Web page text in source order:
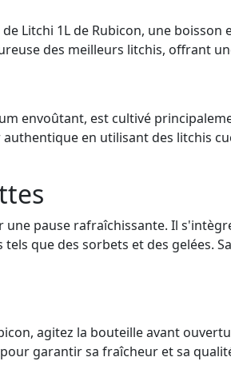
Litchi 1L de Rubicon, une
des meilleurs litchis, offrant
envoûtant, est cultivé
en utilisant des litchis
pause rafraîchissante. Il
que des sorbets et des gelées.
agitez la bouteille avant
garantir sa fraîcheur et sa